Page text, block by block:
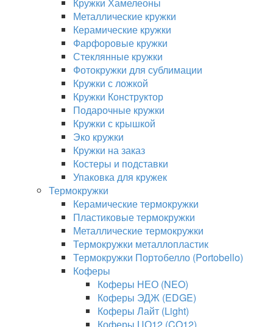
Металлические кружки
Керамические кружки
Фарфоровые кружки
Стеклянные кружки
Фотокружки для сублимации
Кружки с ложкой
Кружки Конструктор
Подарочные кружки
Кружки с крышкой
Эко кружки
Кружки на заказ
Костеры и подставки
Упаковка для кружек
Термокружки
Керамические термокружки
Пластиковые термокружки
Металлические термокружки
Термокружки металлопластик
Термокружки Портобелло (Portobello)
Коферы
Коферы НЕО (NEO)
Коферы ЭДЖ (EDGE)
Коферы Лайт (Light)